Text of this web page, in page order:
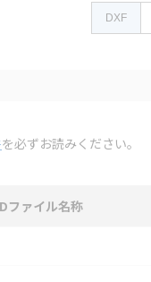
DXF
を必ずお読みください。
ファイル名称